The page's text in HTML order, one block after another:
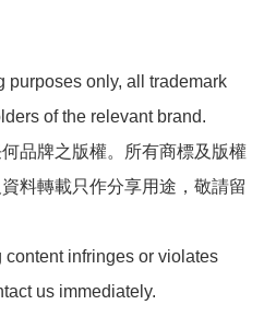
purposes only, all trademark
of the relevant brand.
品牌之版權。所有商標及版權
料轉載只作分享用途，敬請留
infringes or violates
us immediately.